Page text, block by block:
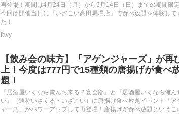
再登場！期間は4月24日（月）から5月14日（日）までの期間限定
今回は開催当日に『いざこい高田馬場店』で食べ放題を体験して
た！
favy
【飲み会の味方】「アゲンジャーズ」が再
上！今度は777円で15種類の唐揚げが食べ
題！
『居酒屋いくなら俺んち来る？宴会部』と『居酒屋いくなら俺ん
い』（通称いざくる・いざこい）に唐揚げ食べ放題イベント「ア
ャーズ」がパワーアップして再登場！唐揚げが食べ放題というこ